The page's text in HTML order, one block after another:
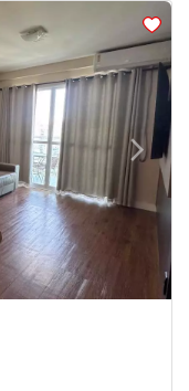
arrow_forward_iosNext